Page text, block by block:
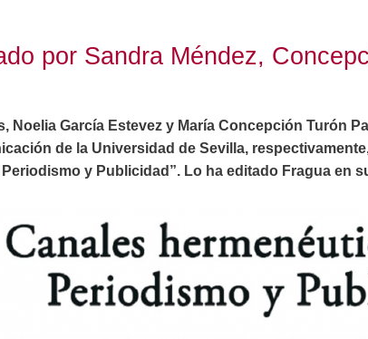
por Sandra Méndez,
Noelia García Estevez y María Concepción Turón
de la Universidad de Sevilla,
y Publicidad”. Lo ha editado Fragua en